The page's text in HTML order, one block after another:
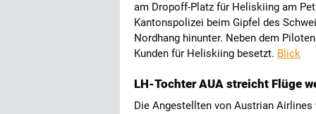
am Dropoff-Platz für Heliskiing am
Kantonspolizei beim Gipfel des
Nordhang hinunter. Neben dem
Kunden für Heliskiing besetzt. Blick
LH-Tochter AUA streicht Flüge
Die Angestellten von Austrian